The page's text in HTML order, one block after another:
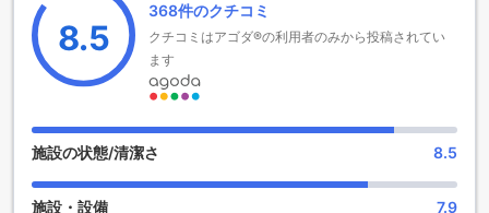
便利な設備が充実したナコーン デ スコータイ ヒップ ホテル
ナコーン デ スコータイ ヒップ ホテルは、快適な滞在をサポ
ートするためにさまざまな便利な設備を提供しています。ホ
テル内の公共エリアでは、Wi-Fiが利用できますので、インタ
ーネットに接続して情報を調べたり、仕事をしたりすること
ができます。また、全客室には無料のWi-Fiが備わっており、
ます。さらに、ホテルではドライクリーニングサービスも提
8.5
368件のクチコミ
クチコミはアゴダ®の利用者のみから投稿されてい
ます
施設の状態/清潔さ 8.5
施設・設備 7.9